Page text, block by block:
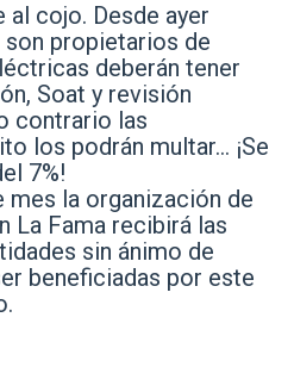
al cojo. Desde ayer
propietarios de
deberán tener
Soat y revisión
contrario las
los podrán multar… ¡Se
7%!
mes la organización de
La Fama recibirá las
sin ánimo de
beneficiadas por este